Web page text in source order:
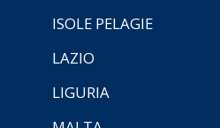
ISOLE PELAGIE
LAZIO
LIGURIA